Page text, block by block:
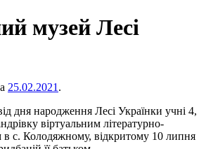
музей Лесі
25.02.2021 .
дня народження Лесі Українки учні 4,
віртуальним літературно-
в с. Колодяжному, відкритому 10 липня